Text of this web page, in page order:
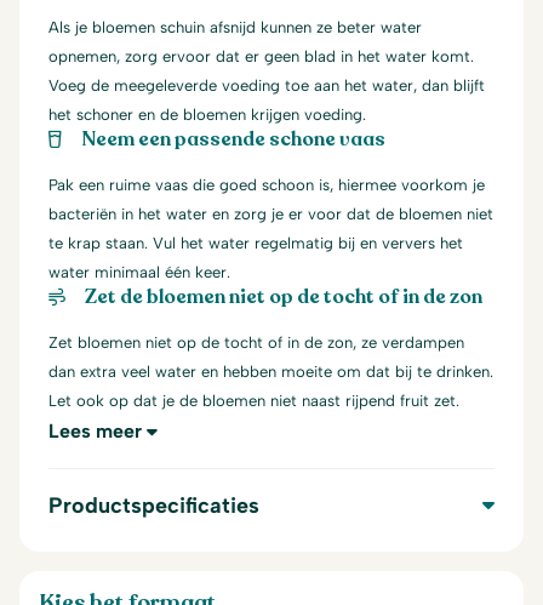
Als je bloemen schuin afsnijd kunnen ze beter water
opnemen, zorg ervoor dat er geen blad in het water komt.
Voeg de meegeleverde voeding toe aan het water, dan blijft
het schoner en de bloemen krijgen voeding.
Neem een passende schone vaas
Pak een ruime vaas die goed schoon is, hiermee voorkom je
bacteriën in het water en zorg je er voor dat de bloemen niet
te krap staan. Vul het water regelmatig bij en ververs het
water minimaal één keer.
Zet de bloemen niet op de tocht of in de zon
Zet bloemen niet op de tocht of in de zon, ze verdampen
dan extra veel water en hebben moeite om dat bij te drinken.
Let ook op dat je de bloemen niet naast rijpend fruit zet.
Lees meer
Productspecificaties